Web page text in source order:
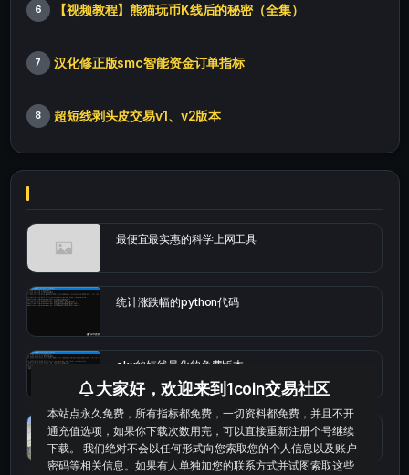
6 【视频教程】熊猫玩币K线后的秘密（全集）
7 汉化修正版smc智能资金订单指标
8 超短线剥头皮交易v1、v2版本
最便宜最实惠的科学上网工具
统计涨跌幅的python代码
okx的短线量化的免费版本
bybit安卓端
大家好，欢迎来到1coin交易社区
本站点永久免费，所有指标都免费，一切资料都免费，并且不开
通充值选项，如果你下载次数用完，可以直接重新注册个号继续
下载。 我们绝对不会以任何形式向您索取您的个人信息以及账户
密码等相关信息。如果有人单独加您的联系方式并试图索取这些